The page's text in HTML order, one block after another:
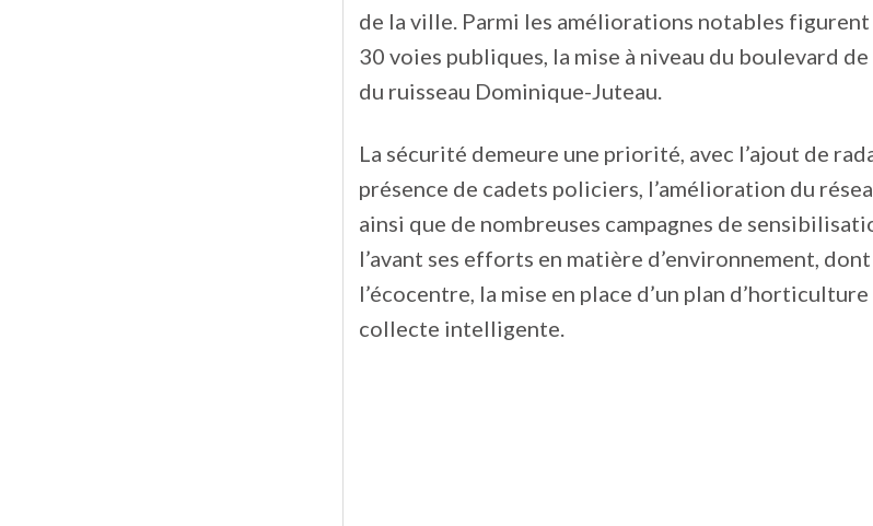
de la ville. Parmi les améliorations notables
30 voies publiques, la mise à niveau du boulevard
du ruisseau Dominique-Juteau.
La sécurité demeure une priorité, avec l’ajout de
présence de cadets policiers, l’amélioration du
ainsi que de nombreuses campagnes de
l’avant ses efforts en matière d’environnement,
l’écocentre, la mise en place d’un plan
collecte intelligente.